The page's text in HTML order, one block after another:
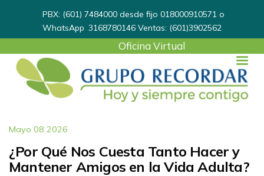
PBX: (601) 7484000 desde fijo 018000910571 o
WhatsApp 3168780146Ventas: (601)3902562
User
menu
Oficina Virtual
Mayo 08 2026
¿Por Qué Nos Cuesta Tanto Hacer y
Mantener Amigos en la Vida Adulta?